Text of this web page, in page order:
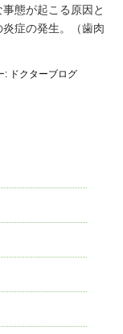
態が起こる原因と
症の発生。（歯肉
: ドクターブログ